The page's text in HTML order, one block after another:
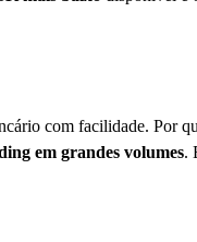
com facilidade. Por
em grandes volumes.